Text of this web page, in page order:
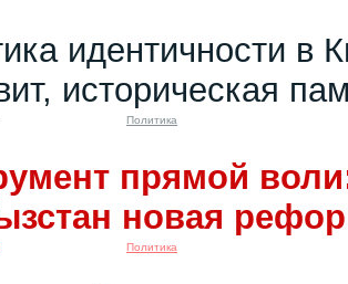
идентичности в
историческая
Политика
прямой
новая
Политика